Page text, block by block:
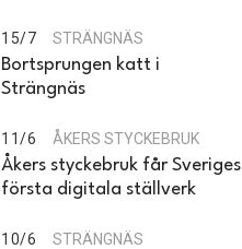
15/7 STRÄNGNÄS
Bortsprungen katt i
Strängnäs
11/6 ÅKERS STYCKEBRUK
Åkers styckebruk får Sveriges
första digitala ställverk
10/6 STRÄNGNÄS